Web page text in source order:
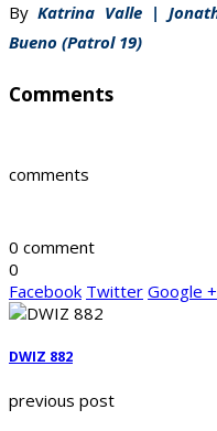
ByKatrina Valle |
Bueno (Patrol 19)
Comments
comments
0 comment
0
Facebook Twitter Google +
DWIZ 882
previous post